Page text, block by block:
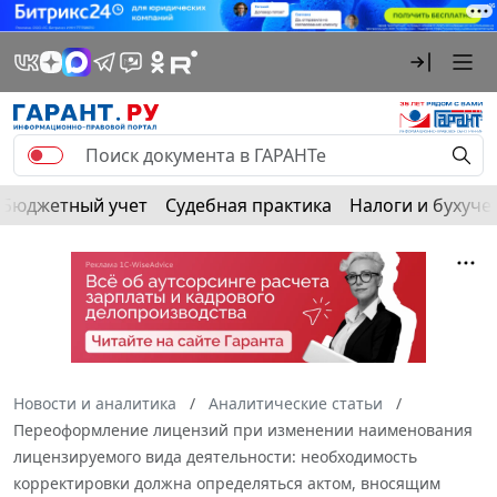
Бюджетный учет Судебная практика Налоги и
Новости и аналитика
Аналитические статьи
Переоформление лицензий при изменении наименования
лицензируемого вида деятельности: необходимость
корректировки должна определяться актом, вносящим